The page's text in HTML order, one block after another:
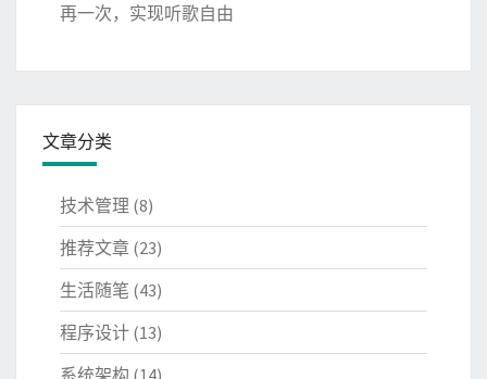
再一次，实现听歌自由
文章分类
技术管理 (8)
推荐文章 (23)
生活随笔 (43)
程序设计 (13)
系统架构 (14)